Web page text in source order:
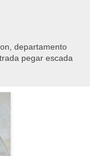
departamento
pegar escada